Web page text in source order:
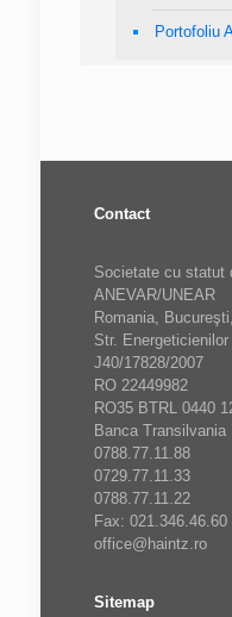
Portofoliu
Contact
Societate cu statut
ANEVAR/UNEAR
Romania,
Str. Energeticienilor
J40/17828/2007
RO 22449982
RO35 BTRL 0440
Banca Transilvania
0788.77.11.88
0729.77.11.33
0788.77.11.22
Fax: 021.346.46.60
office@haintz.ro
Sitemap